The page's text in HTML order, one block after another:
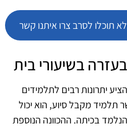
תוכלו לסרב צרו איתנו קשר
בשיעורי בית
יתרונות רבים לתלמידים
תלמיד מקבל סיוע, הוא יכול
בכיתה. ההכוונה הנוספת